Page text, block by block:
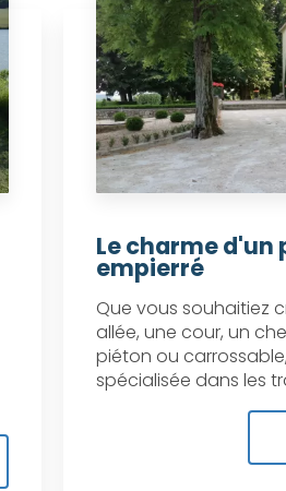
Le charme d'un
empierré
Que vous souhaitiez
allée, une cour, un
piéton ou carrossable,
spécialisée dans les